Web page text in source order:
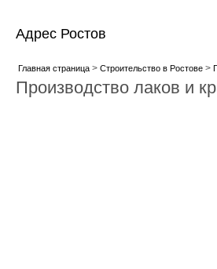
Адрес Ростов
Главная страница> Строительство в Ростове>
Производство лаков и